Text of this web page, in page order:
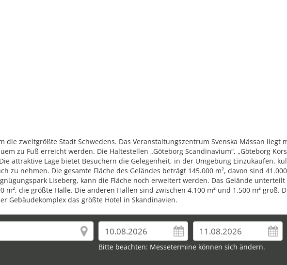
die zweitgrößte Stadt Schwedens. Das Veranstaltungszentrum Svenska Mässan
zu Fuß erreicht werden. Die Haltestellen „Göteborg Scandinavium“, „Göteborg
attraktive Lage bietet Besuchern die Gelegenheit, in der Umgebung Einzukaufen,
zu nehmen. Die gesamte Fläche des Geländes beträgt 145.000 m², davon sind
Liseberg, kann die Fläche noch erweitert werden. Das Gelände
m², die größte Halle. Die anderen Hallen sind zwischen 4.100 m² und 1.500 m² groß.
Gebäudekomplex das größte Hotel in Skandinavien.
Bitte beachten: Messetermine können sich ändern.